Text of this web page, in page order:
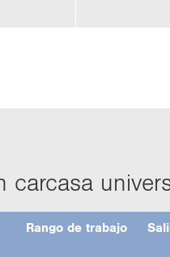
car­ca­sa
Rango de tra­ba­jo